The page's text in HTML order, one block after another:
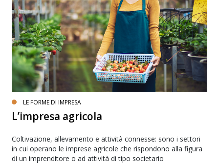
LE FORME DI IMPRESA
L’impresa agricola
Coltivazione, allevamento e attività connesse: sono i settori
in cui operano le imprese agricole che rispondono alla figura
di un imprenditore o ad attività di tipo societario